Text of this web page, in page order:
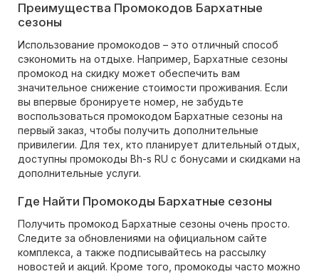
Преимущества Промокодов Бархатные
сезоны
Использование промокодов – это отличный способ
сэкономить на отдыхе. Например, Бархатные сезоны
промокод на скидку может обеспечить вам
значительное снижение стоимости проживания. Если
вы впервые бронируете номер, не забудьте
воспользоваться промокодом Бархатные сезоны на
первый заказ, чтобы получить дополнительные
привилегии. Для тех, кто планирует длительный отдых,
доступны промокоды Bh-s RU с бонусами и скидками на
дополнительные услуги.
Где Найти Промокоды Бархатные сезоны
Получить промокод Бархатные сезоны очень просто.
Следите за обновлениями на официальном сайте
комплекса, а также подписывайтесь на рассылку
новостей и акций. Кроме того, промокоды часто можно